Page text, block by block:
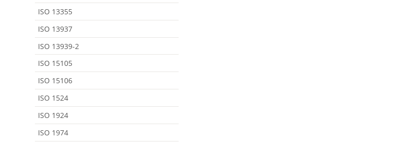
ISO 13355
ISO 13937
ISO 13939-2
ISO 15105
ISO 15106
ISO 1524
ISO 1924
ISO 1974